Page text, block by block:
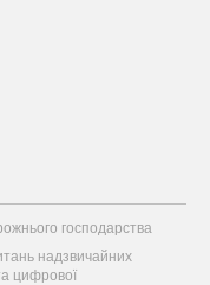
господарства
надзвичайних
та цифрової